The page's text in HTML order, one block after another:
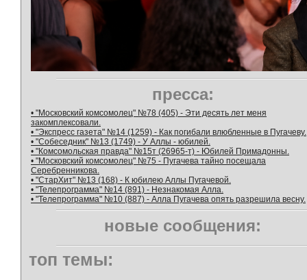
пресса:
• "Московский комсомолец" №78 (405) - Эти десять лет меня
закомплексовали.
• "Экспресс газета" №14 (1259) - Как погибали влюбленные в Пугачеву.
• "Собеседник" №13 (1749) - У Аллы - юбилей.
• "Комсомольская правда" №15т (26965-т) - Юбилей Примадонны.
• "Московский комсомолец" №75 - Пугачева тайно посещала
Серебренникова.
• "СтарХит" №13 (168) - К юбилею Аллы Пугачевой.
• "Телепрограмма" №14 (891) - Незнакомая Алла.
• "Телепрограмма" №10 (887) - Алла Пугачева опять разрешила весну.
новые сообщения:
топ темы: